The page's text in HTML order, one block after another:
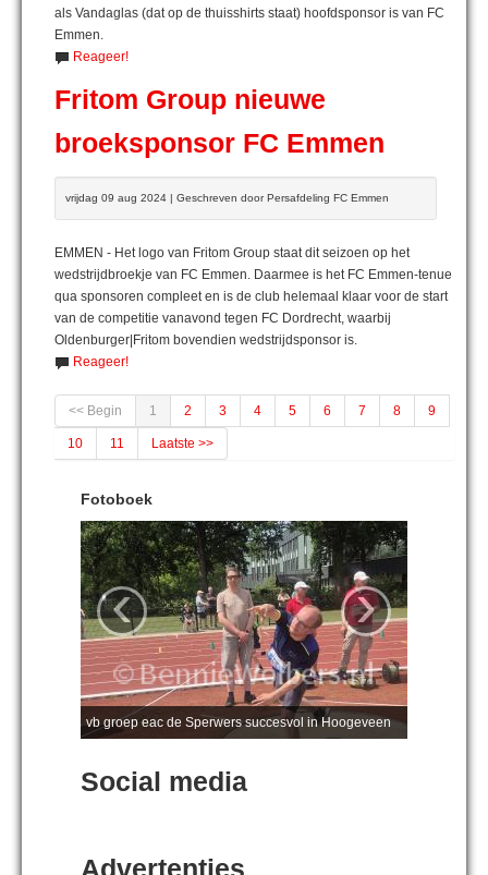
als Vandaglas (dat op de thuisshirts staat) hoofdsponsor is van FC
Emmen.
Reageer!
Fritom Group nieuwe
broeksponsor FC Emmen
vrijdag 09 aug 2024 | Geschreven door Persafdeling FC Emmen
EMMEN - Het logo van Fritom Group staat dit seizoen op het
wedstrijdbroekje van FC Emmen. Daarmee is het FC Emmen-tenue
qua sponsoren compleet en is de club helemaal klaar voor de start
van de competitie vanavond tegen FC Dordrecht, waarbij
Oldenburger|Fritom bovendien wedstrijdsponsor is.
Reageer!
<< Begin 1 2 3 4 5 6 7 8 9
10 11 Laatste >>
Fotoboek
vb groep eac de Sperwers succesvol in Hoogeveen
‹ ›
Social media
Advertenties